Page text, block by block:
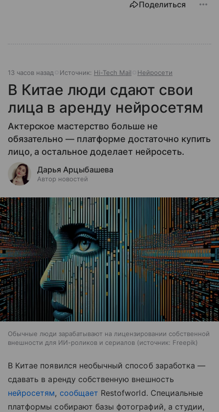
Поделиться
13 часов назад Источник: Hi-Tech Mail Нейросети
В Китае люди сдают свои
лица в аренду нейросетям
Актерское мастерство больше не
обязательно — платформе достаточно купить
лицо, а остальное доделает нейросеть.
Дарья Арцыбашева
Автор новостей
Обычные люди зарабатывают на лицензировании собственной
внешности для ИИ-роликов и сериалов
источник: Freepik
В Китае появился необычный способ заработка —
сдавать в аренду собственную внешность
нейросетям, сообщает Restofworld. Специальные
платформы собирают базы фотографий, а студии,